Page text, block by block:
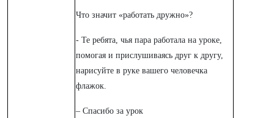
Что значит «работать дружно»?
- Те ребята, чья пара работала на уроке,
помогая и прислушиваясь друг к другу,
нарисуйте в руке вашего человечка
флажок.
– Спасибо за урок